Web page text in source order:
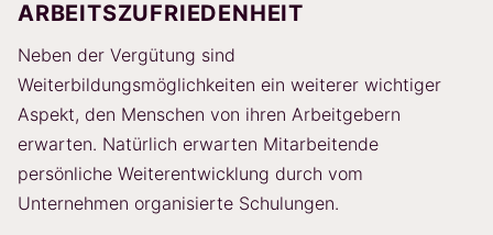
ARBEITSZUFRIEDENHEIT
Neben der Vergütung sind
Weiterbildungsmöglichkeiten ein weiterer wichtiger
Aspekt, den Menschen von ihren Arbeitgebern
erwarten. Natürlich erwarten Mitarbeitende
persönliche Weiterentwicklung durch vom
Unternehmen organisierte Schulungen.